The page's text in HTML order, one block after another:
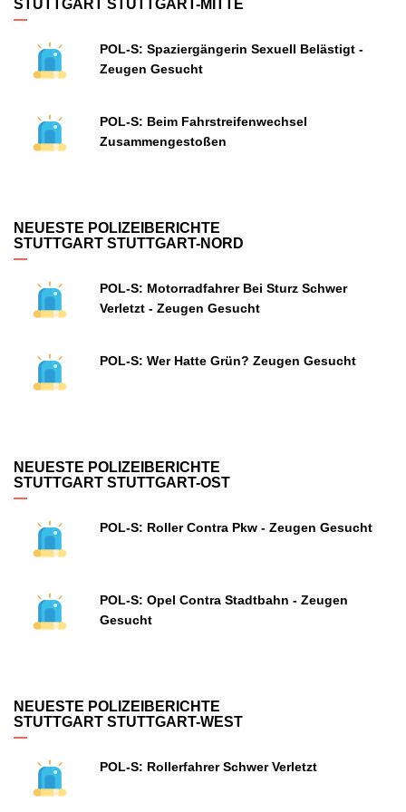
STUTTGART STUTTGART-MITTE
POL-S: Spaziergängerin Sexuell Belästigt -
Zeugen Gesucht
POL-S: Beim Fahrstreifenwechsel
Zusammengestoßen
NEUESTE POLIZEIBERICHTE
STUTTGART STUTTGART-NORD
POL-S: Motorradfahrer Bei Sturz Schwer
Verletzt - Zeugen Gesucht
POL-S: Wer Hatte Grün? Zeugen Gesucht
NEUESTE POLIZEIBERICHTE
STUTTGART STUTTGART-OST
POL-S: Roller Contra Pkw - Zeugen Gesucht
POL-S: Opel Contra Stadtbahn - Zeugen
Gesucht
NEUESTE POLIZEIBERICHTE
STUTTGART STUTTGART-WEST
POL-S: Rollerfahrer Schwer Verletzt